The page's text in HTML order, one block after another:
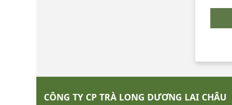
CÔNG TY CP TRÀ LONG DƯƠNG LAI CHÂU